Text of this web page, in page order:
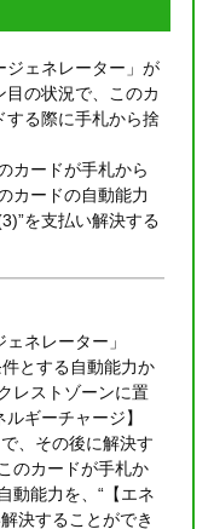
ジェネレーター」が
の状況で、このカ
する際に手札から捨
カードが手札から
カードの自動能力
を支払い解決する
ネレーター」
とする自動能力か
レストゾーンに置
ギーチャージ】
、その後に解決す
のカードが手札か
動能力を、“【エネ
決することができ